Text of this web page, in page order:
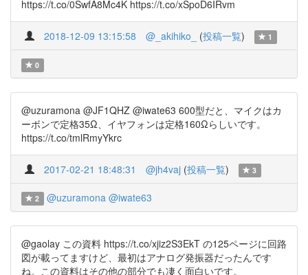
https://t.co/0SwfA8Mc4K https://t.co/xSpoD6IRvm
2018-12-09 13:15:58 @_akihiko_ (投稿一覧) 1
0
@uzuramona @JF1QHZ @iwate63 600型だと、マイクはカ
ーボンで定格35Ω、イヤフォンは定格160Ωらしいです。
https://t.co/tmlRmyYkrc
2017-02-21 18:48:31 @jh4vaj (投稿一覧) 3
2 @uzuramona @iwate63
@gaolay この資料 https://t.co/xjiz2S3EkT の125ページに回路
図が載ってますけど、最初はアナログ発振器だったんです
ね。この資料はその他の部分でも凄く面白いです。